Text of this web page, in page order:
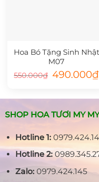
Hoa Bó Tặng Sinh Nhật
M07
550.000₫
Giá
gốc
490.000₫
SHOP HOA TƯƠI MY MY
Hotline 1:
Hotline 2:
Zalo:0979.424.145